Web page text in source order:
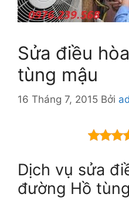
Sửa điều
tùng mậu
16 Tháng 7, 2015 Bởi
Dịch vụ sửa
đường Hồ